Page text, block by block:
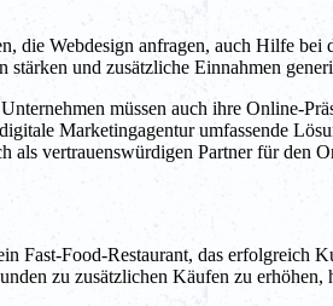
Webdesign anfragen, auch Hilfe
und zusätzliche Einnahmen
müssen auch ihre Online-
Marketingagentur umfassende
als vertrauenswürdigen Partner für den
Fast-Food-Restaurant, das
zu zusätzlichen Käufen zu